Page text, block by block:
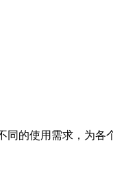
的使用需求，为